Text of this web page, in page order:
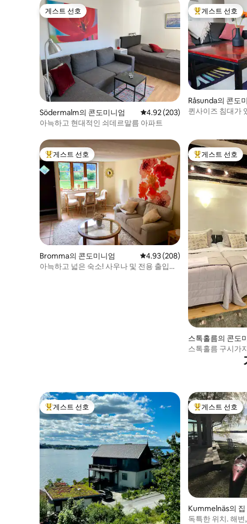
게스트 선호
게스트 선호
Södermalm의 콘도미니엄 평점 4.92점(5점 만점), 후기 203
4.92 (203)
아늑하고 현대적인 쇠데르말름 아파트
상위 게스트 선호
게스트 선호
Råsunda의 콘도
퀸사이즈 침대가
상위 게스트 선호
게스트 선호
Bromma의 콘도미니엄 평점 4.93점(5점 만점), 후기 208
4.93 (208)
아늑하고 넓은 숙소! 사우나 및 전용 출입구
상위 게스트 선호
게스트 선호
스톡홀름의 콘도
스톡홀름 구시가
상위 게스트 선호
게스트 선호 상위 게스트 선호
게스트 선호
Kummelnäs의 집
독특한 위치. 해